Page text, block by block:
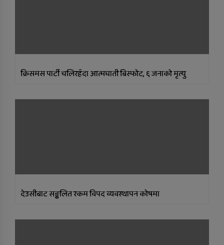
क्रिसमस पार्टी चलिरहँदा आत्मघाती बिस्फोट, ६ जनाको मृत्यु
देउसीबाट सङ्कलित रकम विपद व्यवस्थापन कोषमा